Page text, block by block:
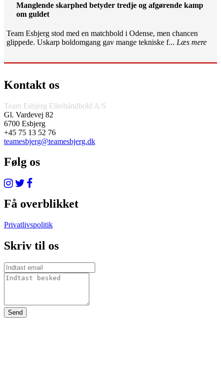
Manglende skarphed betyder tredje og afgørende kamp
om guldet
Team Esbjerg stod med en matchbold i Odense, men chancen
glippede. Uskarp boldomgang gav mange tekniske f... Læs mere
Kontakt os
Team Esbjerg Elitehåndbold A/S
Gl. Vardevej 82
6700 Esbjerg
+45 75 13 52 76
teamesbjerg@teamesbjerg.dk
Følg os
Få overblikket
Privatlivspolitik
Skriv til os